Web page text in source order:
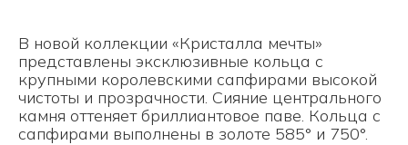
В новой коллекции «Кристалла мечты»
представлены эксклюзивные кольца с
крупными королевскими сапфирами высокой
чистоты и прозрачности. Сияние центрального
камня оттеняет бриллиантовое паве. Кольца с
сапфирами выполнены в золоте 585° и 750°.